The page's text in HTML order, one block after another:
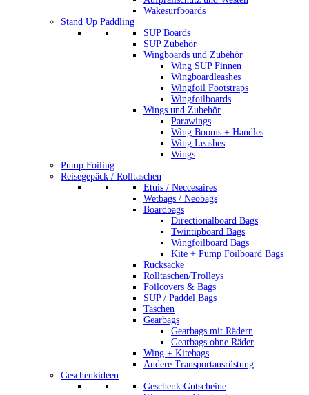
Wakesurfboards
Stand Up Paddling
SUP Boards
SUP Zubehör
Wingboards und Zubehör
Wing SUP Finnen
Wingboardleashes
Wingfoil Footstraps
Wingfoilboards
Wings und Zubehör
Parawings
Wing Booms + Handles
Wing Leashes
Wings
Pump Foiling
Reisegepäck / Rolltaschen
Etuis / Neccesaires
Wetbags / Neobags
Boardbags
Directionalboard Bags
Twintipboard Bags
Wingfoilboard Bags
Kite + Pump Foilboard Bags
Rucksäcke
Rolltaschen/Trolleys
Foilcovers & Bags
SUP / Paddel Bags
Taschen
Gearbags
Gearbags mit Rädern
Gearbags ohne Räder
Wing + Kitebags
Andere Transportausrüstung
Geschenkideen
Geschenk Gutscheine